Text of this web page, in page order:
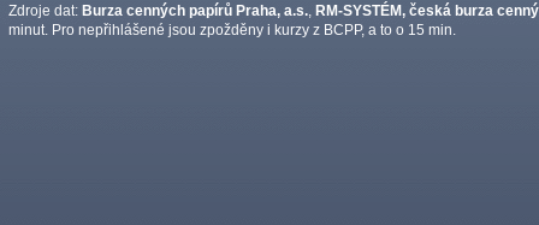
Zdroje dat: Burza cenných papírů Praha, a.s. RM-SYSTÉM, česká burza
minut. Pro nepřihlášené jsou zpožděny i kurzy z BCPP, a to o 15 min.